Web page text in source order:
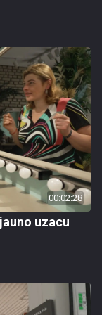
00:02:28
uzacu